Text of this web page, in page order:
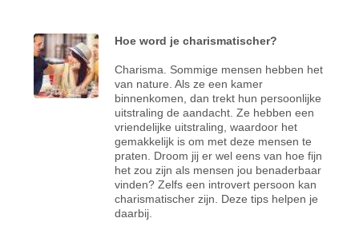
Hoe word je charismatischer?
Charisma. Sommige mensen hebben het
van nature. Als ze een kamer
binnenkomen, dan trekt hun persoonlijke
uitstraling de aandacht. Ze hebben een
vriendelijke uitstraling, waardoor het
gemakkelijk is om met deze mensen te
praten. Droom jij er wel eens van hoe fijn
het zou zijn als mensen jou benaderbaar
vinden? Zelfs een introvert persoon kan
charismatischer zijn. Deze tips helpen je
daarbij.